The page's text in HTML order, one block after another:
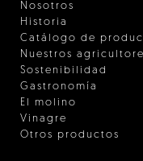
Nosotros
Historia
Catálogo de
Nuestros
Sostenibilidad
Gastronomía
El molino
Vinagre
Otros productos